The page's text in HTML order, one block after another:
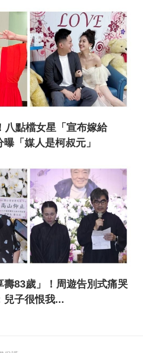
八點檔女星「宣布嫁給
「媒人是柯叔元」
壽83歲」！周遊告別式痛哭
兒子很恨我...